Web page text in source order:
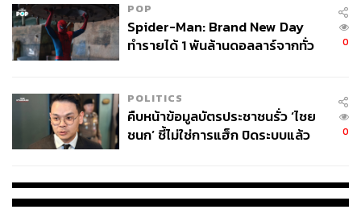
POP
Spider-Man: Brand New Day
ทำรายได้ 1 พันล้านดอลลาร์จากทั่ว
0
POLITICS
คืบหน้าข้อมูลบัตรประชาชนรั่ว ‘ไชย
ชนก’ ชี้ไม่ใช่การแฮ็ก ปิดระบบแล้ว
0